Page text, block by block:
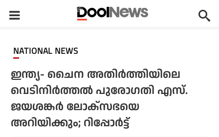
NATIONAL NEWS
ഇന്ത്യ- ചൈന അതിര്‍ത്തിയിലെ
വെടിനിര്‍ത്തല്‍ പുരോഗതി എസ്.
ജയശങ്കര്‍ ലോക്‌സഭയെ
അറിയിക്കും; റിപ്പോര്‍ട്ട്